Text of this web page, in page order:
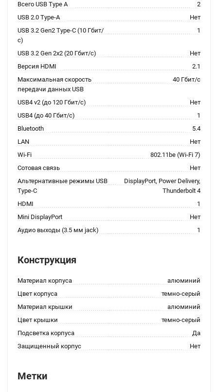
Всего USB Type A
2
USB 2.0 Type-A
Нет
USB 3.2 Gen2 Type-C (10 Гбит/
с)
1
USB 3.2 Gen 2x2 (20 Гбит/с)
Нет
Версия HDMI
2.1
Максимальная скорость
передачи данных USB
40 Гбит/с
USB4 v2 (до 120 Гбит/с)
Нет
USB4 (до 40 Гбит/с)
1
Bluetooth
5.4
LAN
Нет
Wi-Fi
802.11be (Wi-Fi 7)
Сотовая связь
Нет
Альтернативные режимы USB
Type-C
DisplayPort, Power Delivery,
Thunderbolt 4
HDMI
1
Mini DisplayPort
Нет
Аудио выходы (3.5 мм jack)
1
Конструкция
Материал корпуса
алюминий
Цвет корпуса
темно-серый
Материал крышки
алюминий
Цвет крышки
темно-серый
Подсветка корпуса
Да
Защищенный корпус
Нет
Метки